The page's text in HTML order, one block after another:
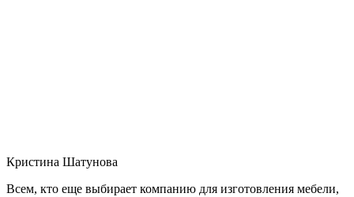
Кристина Шатунова
Всем, кто еще выбирает компанию для изготовления мебели,